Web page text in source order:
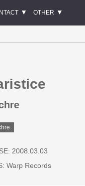
OTHER
2008.03.03
Warp Records